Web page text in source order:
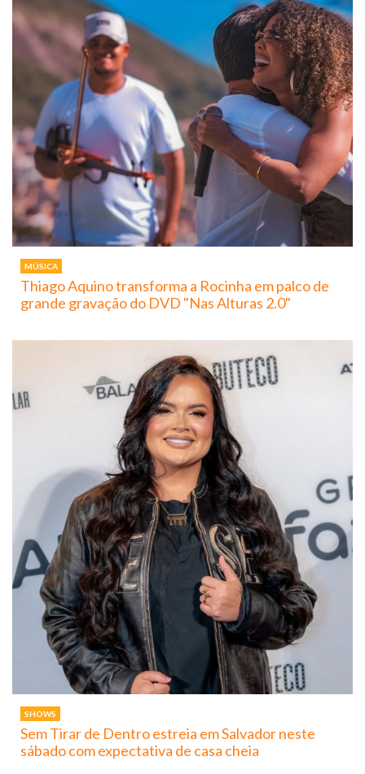
MÚSICA
Thiago Aquino transforma a Rocinha em palco de
grande gravação do DVD "Nas Alturas 2.0"
SHOWS
Sem Tirar de Dentro estreia em Salvador neste
sábado com expectativa de casa cheia